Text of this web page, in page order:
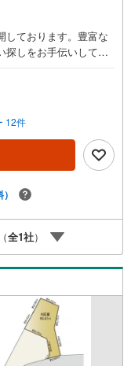
しております。豊富な
探しをお手伝いしてお
曜・水曜（祝日の場
「内覧」のお問い合
対応が可能です。ス
しております。【住
住宅ローンの試算やご
っております。しっか
義をモット-にお引越
館にお越し頂けたら、
の疑問、不安、お家
す。お客様の要望をお
ートさせて頂きます。
ンのご提案をさせて
さい。
12件
全1社）